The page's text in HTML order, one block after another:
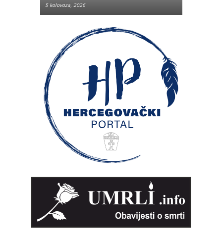
5 kolovoza, 2026